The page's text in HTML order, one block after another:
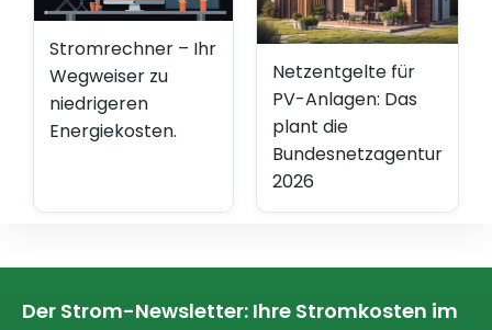
Stromrechner – Ihr
Wegweiser zu
niedrigeren
Energiekosten.
Netzentgelte für
PV-Anlagen: Das
plant die
Bundesnetzagentur
2026
Der Strom-Newsletter: Ihre Stromkosten im